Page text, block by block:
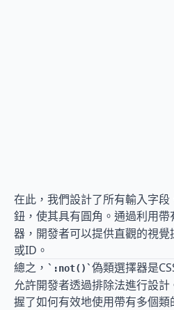
在此，我們設計了所有輸入字
鈕，使其具有圓角。通過利用帶
器，開發者可以提供直觀的視
或ID。
總之，
:not()
偽類選擇器是
允許開發者透過排除法進行設
握了如何有效地使用帶有多個類